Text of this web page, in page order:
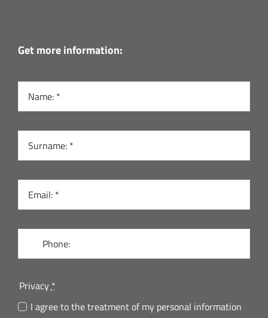
Get more information:
Privacy*
I agree to the treatment of my personal information